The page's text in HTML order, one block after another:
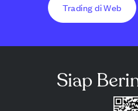
Trading di Web
Siap